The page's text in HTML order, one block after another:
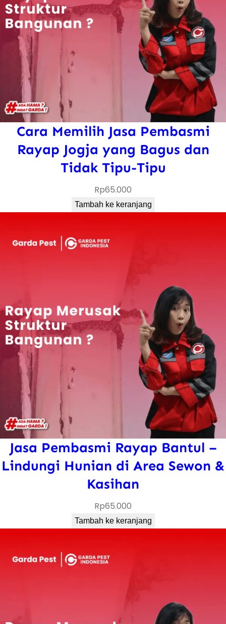
R
Cara Memilih Jasa Pembasmi
Rayap Jogja yang Bagus dan
Tidak Tipu-Tipu
Rp65.000
Tambah ke keranjang
Jasa Pembasmi Rayap Bantul –
Lindungi Hunian di Area Sewon &
Kasihan
Rp65.000
Tambah ke keranjang